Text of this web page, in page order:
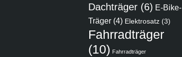
Dachträger (6) E-Bike-
Träger (4) Elektrosatz (3)
Fahrradträger
(10) Fahrradträger